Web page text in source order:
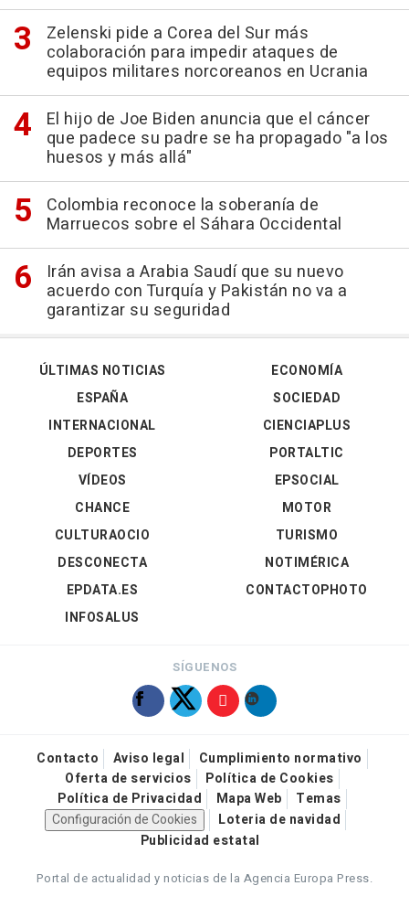
Zelenski pide a Corea del Sur más
colaboración para impedir ataques de
equipos militares norcoreanos en Ucrania
El hijo de Joe Biden anuncia que el cáncer
que padece su padre se ha propagado "a los
huesos y más allá"
Colombia reconoce la soberanía de
Marruecos sobre el Sáhara Occidental
Irán avisa a Arabia Saudí que su nuevo
acuerdo con Turquía y Pakistán no va a
garantizar su seguridad
ÚLTIMAS NOTICIAS
ESPAÑA
INTERNACIONAL
DEPORTES
VÍDEOS
ECONOMÍA
SOCIEDAD
CIENCIAPLUS
PORTALTIC
EPSOCIAL
CHANCE
CULTURAOCIO
DESCONECTA
EPDATA.ES
INFOSALUS
MOTOR
TURISMO
NOTIMÉRICA
CONTACTOPHOTO
SÍGUENOS
Contacto Aviso legal
Cumplimiento normativo
Oferta de servicios
Política de Cookies
Política de Privacidad
Mapa Web
Temas
Configuración de Cookies
Loteria de navidad
Publicidad estatal
Portal de actualidad y noticias de la Agencia Europa Press.